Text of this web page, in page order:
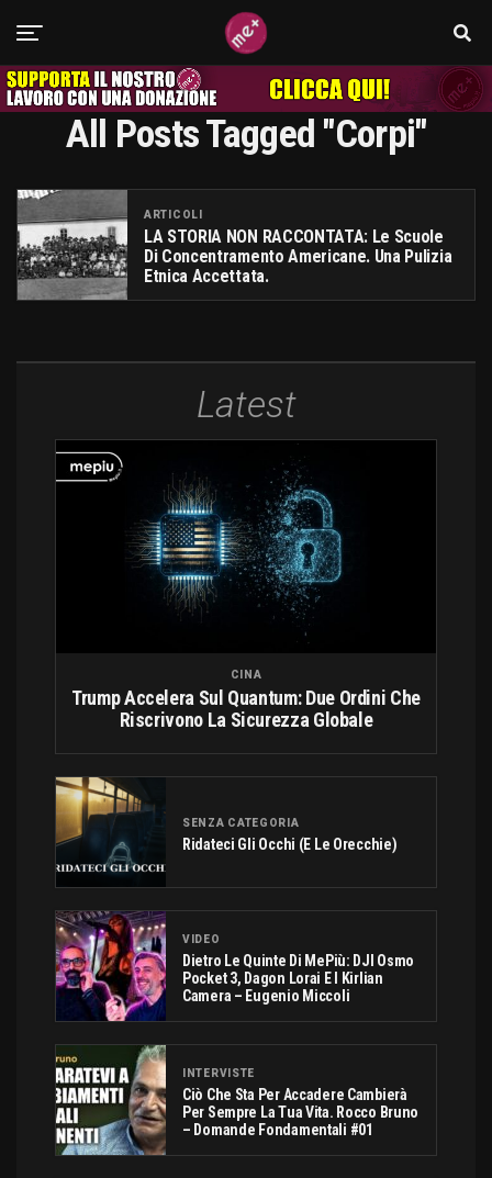
All Posts Tagged "corpi"
ARTICOLI
LA STORIA NON RACCONTATA: Le Scuole
Di Concentramento Americane. Una Pulizia
Etnica Accettata.
Latest
CINA
Trump Accelera Sul Quantum: Due Ordini Che
Riscrivono La Sicurezza Globale
SENZA CATEGORIA
Ridateci Gli Occhi (e Le Orecchie)
VIDEO
Dietro Le Quinte Di MePiù: DJI Osmo
Pocket 3, Dagon Lorai E I Kirlian
Camera – Eugenio Miccoli
INTERVISTE
Ciò Che Sta Per Accadere Cambierà
Per Sempre La Tua Vita. Rocco Bruno
– Domande Fondamentali #01